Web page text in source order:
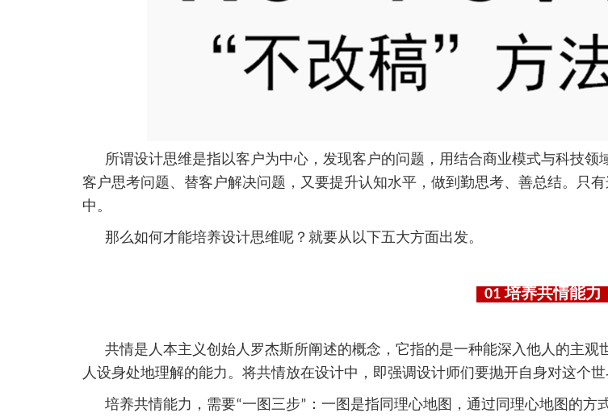
所谓设计思维是指以客户为中心，发现客户的问题，用结合商业模式与科技
客户思考问题、替客户解决问题，又要提升认知水平，做到勤思考、善总结。只
中。
那么如何才能培养设计思维呢？就要从以下五大方面出发。
01培养共情能力
共情是人本主义创始人罗杰斯所阐述的概念，它指的是一种能深入他人的主
人设身处地理解的能力。将共情放在设计中，即强调设计师们要抛开自身对这个
培养共情能力，需要“一图三步”：一图是指同理心地图，通过同理心地图的